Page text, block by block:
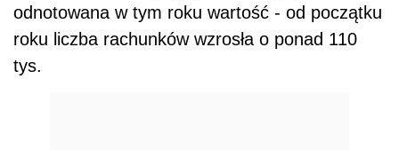
odnotowana w tym roku wartość - od początku
roku liczba rachunków wzrosła o ponad 110
tys.